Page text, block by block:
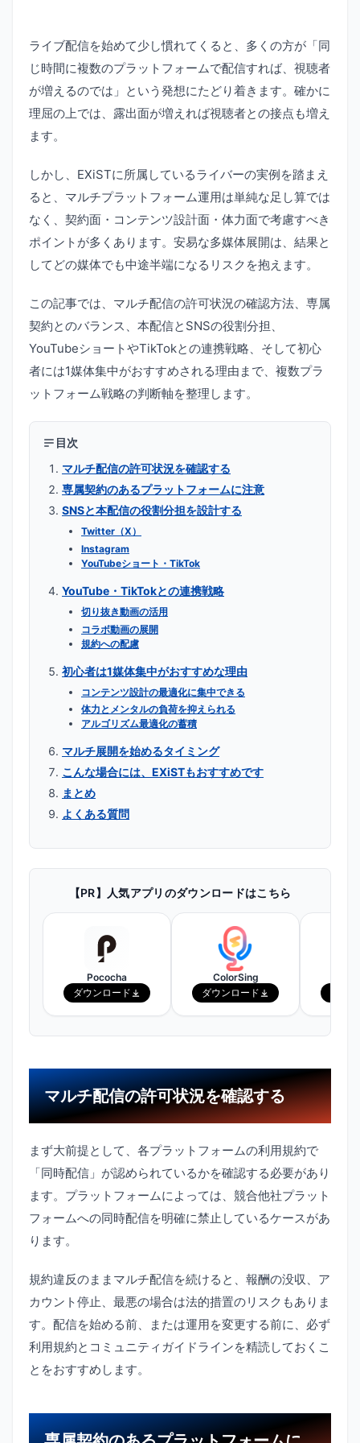
ライブ配信を始めて少し慣れてくると、多くの方が「同
じ時間に複数のプラットフォームで配信すれば、視聴者
が増えるのでは」という発想にたどり着きます。確かに
理屈の上では、露出面が増えれば視聴者との接点も増え
ます。
しかし、EXiSTに所属しているライバーの実例を踏まえ
ると、マルチプラットフォーム運用は単純な足し算では
なく、契約面・コンテンツ設計面・体力面で考慮すべき
ポイントが多くあります。安易な多媒体展開は、結果と
してどの媒体でも中途半端になるリスクを抱えます。
この記事では、マルチ配信の許可状況の確認方法、専属
契約とのバランス、本配信とSNSの役割分担、
YouTubeショートやTikTokとの連携戦略、そして初心
者には1媒体集中がおすすめされる理由まで、複数プラ
ットフォーム戦略の判断軸を整理します。
目次
マルチ配信の許可状況を確認する
専属契約のあるプラットフォームに注意
SNSと本配信の役割分担を設計する
Twitter（X）
Instagram
YouTubeショート・TikTok
YouTube・TikTokとの連携戦略
切り抜き動画の活用
コラボ動画の展開
規約への配慮
初心者は1媒体集中がおすすめな理由
コンテンツ設計の最適化に集中できる
体力とメンタルの負荷を抑えられる
アルゴリズム最適化の蓄積
マルチ展開を始めるタイミング
こんな場合には、EXiSTもおすすめです
まとめ
よくある質問
【PR】人気アプリのダウンロードはこちら
Pococha
ダウンロード
ColorSing
ダウンロード
マルチ配信の許可状況を確認する
まず大前提として、各プラットフォームの利用規約で
「同時配信」が認められているかを確認する必要があり
ます。プラットフォームによっては、競合他社プラット
フォームへの同時配信を明確に禁止しているケースがあ
ります。
規約違反のままマルチ配信を続けると、報酬の没収、ア
カウント停止、最悪の場合は法的措置のリスクもありま
す。配信を始める前、または運用を変更する前に、必ず
利用規約とコミュニティガイドラインを精読しておくこ
とをおすすめします。